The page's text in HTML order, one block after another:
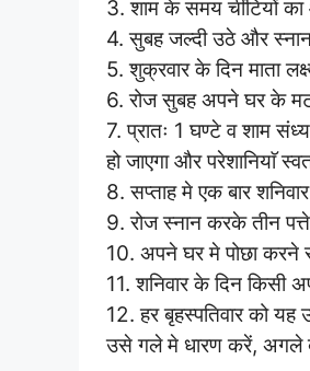
3. शाम के समय चींटियों
4. सुबह जल्दी उठे और
5. शुक्रवार के दिन माता
6. रोज सुबह अपने घर के
7. प्रातः 1 घण्टे व शाम
हो जाएगा और परेशानियाॅ
8. सप्ताह मे एक बार
9. रोज स्नान करके तीन
10. अपने घर मे पोछा करने
11. शनिवार के दिन किसी
12. हर बृहस्पतिवार को
उसे गले मे धारण करें, अगले